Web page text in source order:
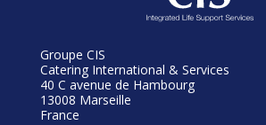
Groupe CIS
Catering International & Services
40 C avenue de Hambourg
13008 Marseille
France